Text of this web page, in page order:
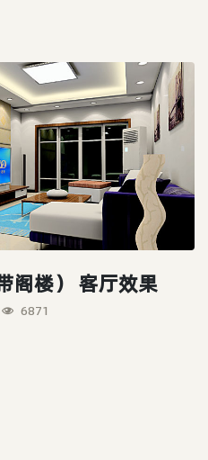
阁楼） 客厅效果
6871